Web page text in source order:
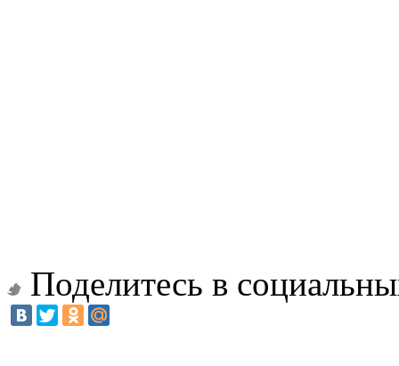
Поделитесь в